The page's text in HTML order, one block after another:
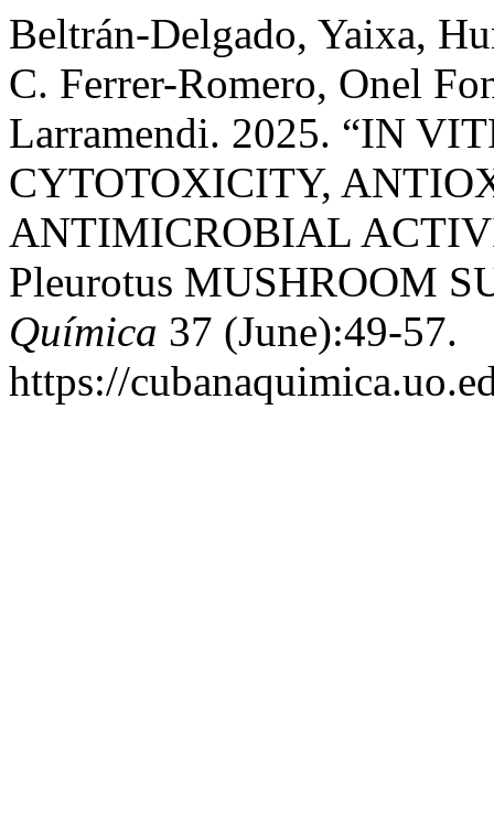
Beltrán-Delgado, Yaixa,
C. Ferrer-Romero, Onel
Larramendi. 2025. “IN
CYTOTOXICITY,
ANTIMICROBIAL
Pleurotus MUSHROOM
Química 37 (June):49-57.
https://